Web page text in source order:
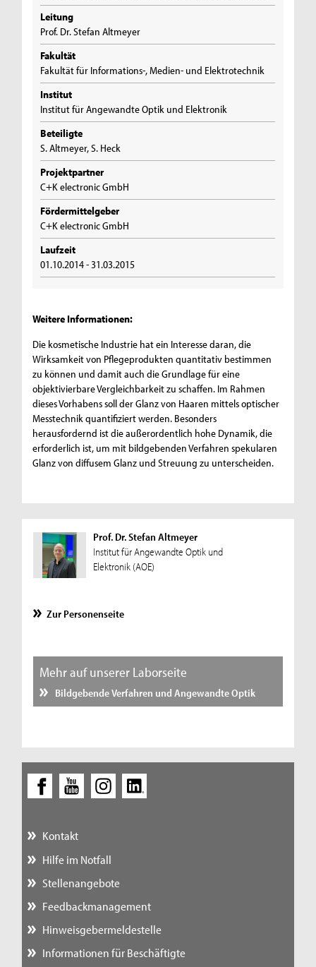
Leitung
Prof. Dr. Stefan Altmeyer
Fakultät
Fakultät für Informations-, Medien- und Elektrotechnik
Institut
Institut für Angewandte Optik und Elektronik
Beteiligte
S. Altmeyer, S. Heck
Projektpartner
C+K electronic GmbH
Fördermittelgeber
C+K electronic GmbH
Laufzeit
01.10.2014 - 31.03.2015
Weitere Informationen:
Die kosmetische Industrie hat ein Interesse daran, die
Wirksamkeit von Pflegeprodukten quantitativ bestimmen
zu können und damit auch die Grundlage für eine
objektivierbare Vergleichbarkeit zu schaffen. Im Rahmen
dieses Vorhabens soll der Glanz von Haaren mittels optischer
Messtechnik quantifiziert werden. Besonders
herausfordernd ist die außerordentlich hohe Dynamik, die
erforderlich ist, um mit bildgebenden Verfahren spekularen
Glanz von diffusem Glanz und Streuung zu unterscheiden.
Prof. Dr. Stefan Altmeyer
Institut für Angewandte Optik und
Elektronik (AOE)
Zur Personenseite
Mehr auf unserer Laborseite
Bildgebende Verfahren und Angewandte Optik
Kontakt
Hilfe im Notfall
Stellenangebote
Feedbackmanagement
Hinweisgebermeldestelle
Informationen für Beschäftigte